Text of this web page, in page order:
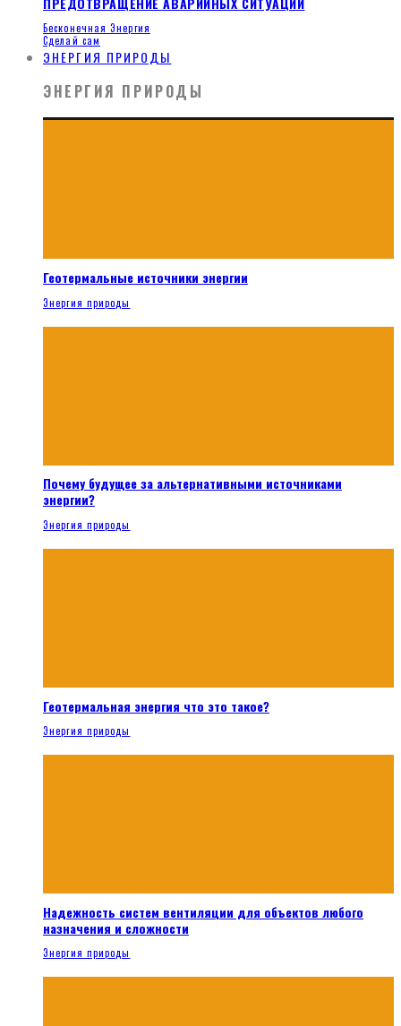
Бесконечная Энергия
Сделай сам
ЭНЕРГИЯ ПРИРОДЫ
ЭНЕРГИЯ ПРИРОДЫ
Геотермальные источники энергии
Энергия природы
Почему будущее за альтернативными источниками
энергии?
Энергия природы
Геотермальная энергия что это такое?
Энергия природы
Надежность систем вентиляции для объектов любого
назначения и сложности
Энергия природы